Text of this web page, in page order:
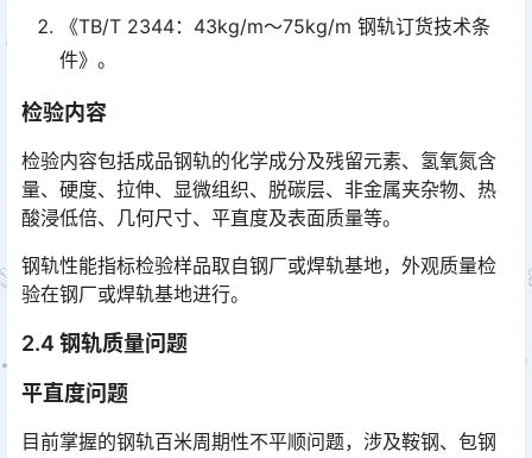
《TB/T 2344：43kg/m～75kg/m 钢轨订货技术条
件》。
检验内容
检验内容包括成品钢轨的化学成分及残留元素、氢氧氮含
量、硬度、拉伸、显微组织、脱碳层、非金属夹杂物、热
酸浸低倍、几何尺寸、平直度及表面质量等。
钢轨性能指标检验样品取自钢厂或焊轨基地，外观质量检
验在钢厂或焊轨基地进行。
2.4 钢轨质量问题
平直度问题
目前掌握的钢轨百米周期性不平顺问题，涉及鞍钢、包钢